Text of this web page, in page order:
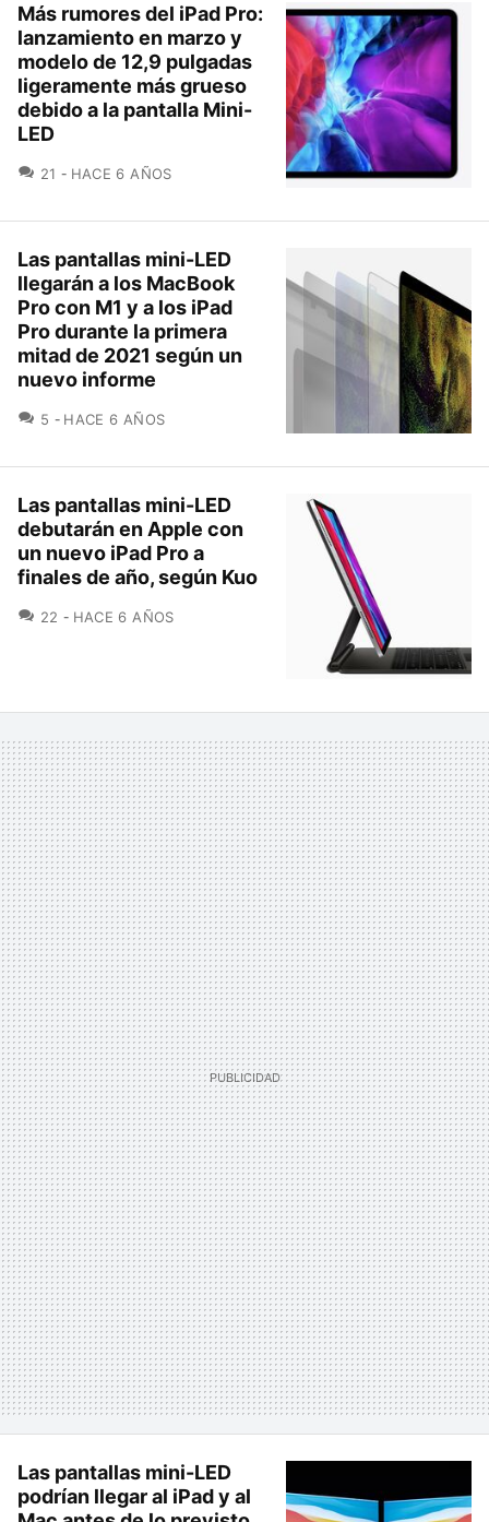
Más rumores del iPad Pro:
lanzamiento en marzo y
modelo de 12,9 pulgadas
ligeramente más grueso
debido a la pantalla Mini-
LED
21 COMENTARIOS
HACE 6 AÑOS
Las pantallas mini-LED
llegarán a los MacBook
Pro con M1 y a los iPad
Pro durante la primera
mitad de 2021 según un
nuevo informe
5 COMENTARIOS
HACE 6 AÑOS
Las pantallas mini-LED
debutarán en Apple con
un nuevo iPad Pro a
finales de año, según Kuo
22 COMENTARIOS
HACE 6 AÑOS
Las pantallas mini-LED
podrían llegar al iPad y al